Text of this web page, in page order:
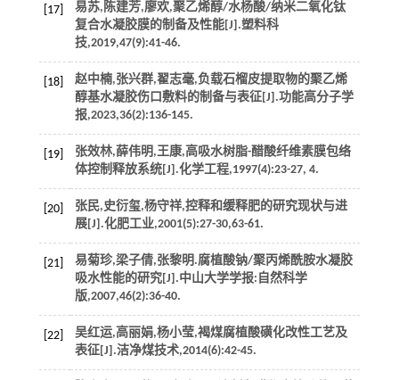
[17]
易苏,陈建芳,廖欢,聚乙烯醇/水杨酸/纳米二氧化钛
复合水凝胶膜的制备及性能[J].塑料科
技,2019,47(9):41-46.
[18]
赵中楠,张兴群,翟志毫,负载石榴皮提取物的聚乙烯
醇基水凝胶伤口敷料的制备与表征[J].功能高分子学
报,2023,36(2):136-145.
[19]
张效林,薛伟明,王康,高吸水树脂-醋酸纤维素膜包络
体控制释放系统[J].化学工程,1997(4):23-27, 4.
[20]
张民,史衍玺,杨守祥,控释和缓释肥的研究现状与进
展[J].化肥工业,2001(5):27-30,63-61.
[21]
易菊珍,梁子倩,张黎明.腐植酸钠/聚丙烯酰胺水凝胶
吸水性能的研究[J].中山大学学报:自然科学
版,2007,46(2):36-40.
[22]
吴红运,高丽娟,杨小莹,褐煤腐植酸磺化改性工艺及
表征[J].洁净煤技术,2014(6):42-45.